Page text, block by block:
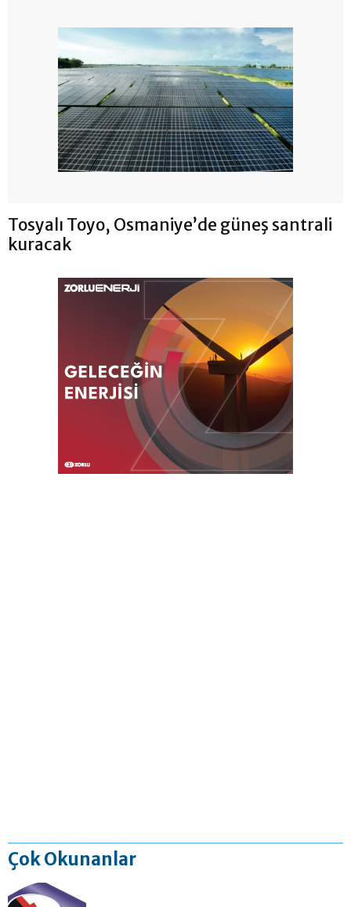
Tosyalı Toyo, Osmaniye’de güneş santrali
kuracak
Çok Okunanlar